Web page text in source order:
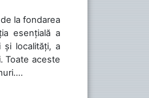
la fondarea
esențială a
și localități, a
Toate aceste